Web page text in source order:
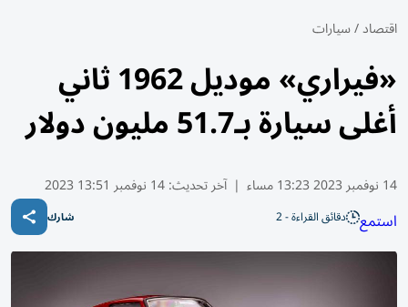
اقتصاد/سيارات
«فيراري» موديل 1962 ثاني
أغلى سيارة بـ51.7 مليون دولار
14 نوفمبر 2023 13:23 مساء | آخر تحديث:14 نوفمبر 13:51 2023
استمع دقائق القراءة - 2 شارك